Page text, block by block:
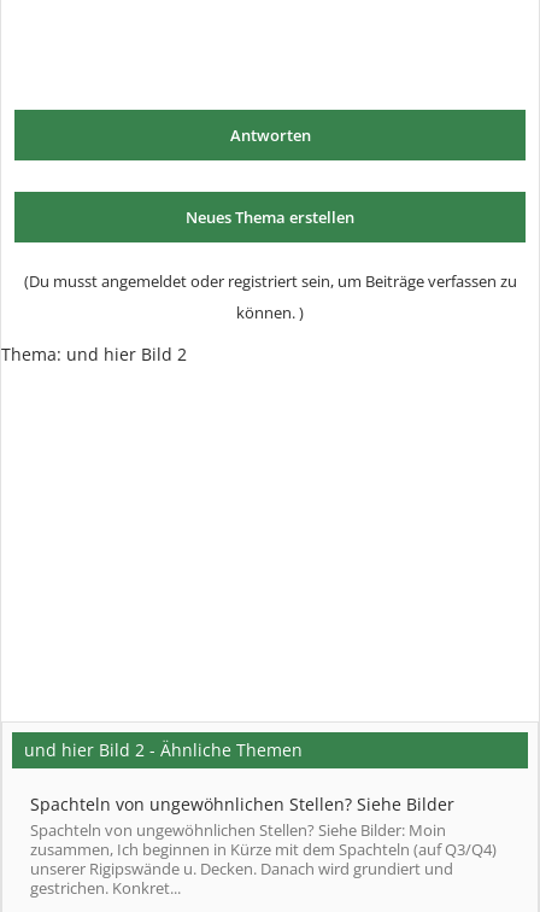
Antworten
Neues Thema erstellen
(Du musst angemeldet oder registriert sein, um Beiträge verfassen zu
können. )
Thema: und hier Bild 2
und hier Bild 2 - Ähnliche Themen
Spachteln von ungewöhnlichen Stellen? Siehe Bilder
Spachteln von ungewöhnlichen Stellen? Siehe Bilder: Moin
zusammen, Ich beginnen in Kürze mit dem Spachteln (auf Q3/Q4)
unserer Rigipswände u. Decken. Danach wird grundiert und
gestrichen. Konkret...